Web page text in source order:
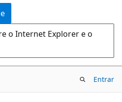
o Internet Explorer e o
Entrar